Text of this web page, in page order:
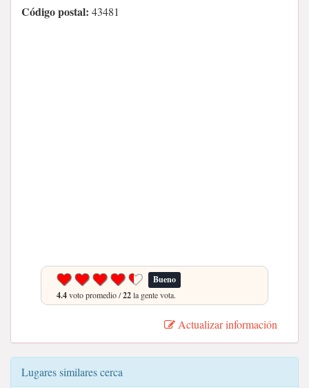
Código postal: 43481
Bueno
4.4voto promedio /22la gente vota.
Actualizar información
Lugares similares cerca